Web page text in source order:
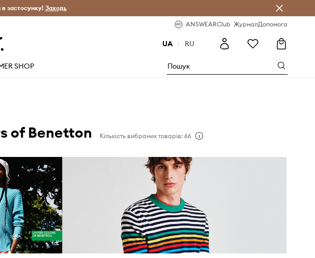
Заощаджуй з Answear Club
застосунку! Заходь
ANSWEARClub ЖурналДопомога
UA | RU
SHOP
of Benetton Кількість вибраних товарів: 66